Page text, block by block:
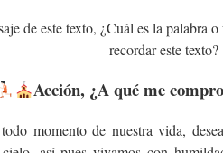
de este texto, ¿Cuál es la palabra
recordar este texto?
Acción, ¿A qué me
momento de nuestra vida,